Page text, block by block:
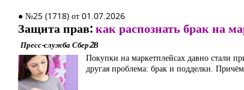
● №25 (1718) от 01.07.2026
Защита прав:как распознать брак на
Пресс-служба Сбер2В
Покупки на маркетплейсах давно стали
другая проблема: брак и подделки.